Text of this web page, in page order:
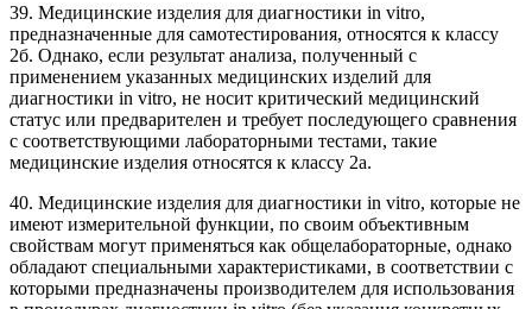
39. Медицинские изделия для диагностики in vitro,
предназначенные для самотестирования, относятся к классу
2б. Однако, если результат анализа, полученный с
применением указанных медицинских изделий для
диагностики in vitro, не носит критический медицинский
статус или предварителен и требует последующего сравнения
с соответствующими лабораторными тестами, такие
медицинские изделия относятся к классу 2а.
40. Медицинские изделия для диагностики in vitro, которые не
имеют измерительной функции, по своим объективным
свойствам могут применяться как общелабораторные, однако
обладают специальными характеристиками, в соответствии с
которыми предназначены производителем для использования